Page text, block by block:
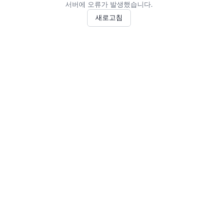
서버에 오류가 발생했습니다.
새로고침